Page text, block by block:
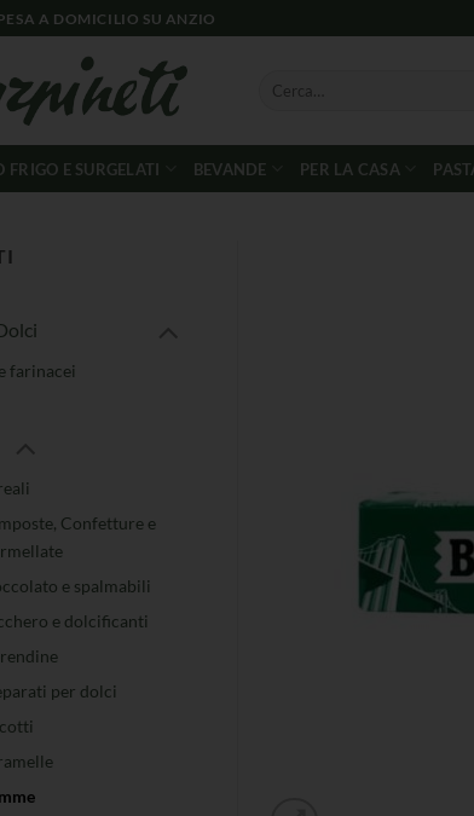
A DOMICILIO SU ANZIO
FRIGO E SURGELATI BEVANDE PER LA CASA
farinacei
Confetture e
e spalmabili
e dolcificanti
per dolci